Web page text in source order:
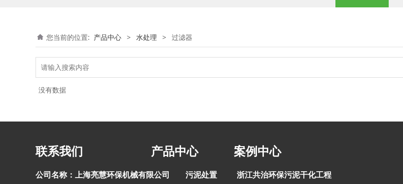
您当前的位置: 产品中心 > 水处理 > 过滤器
没有数据
联系我们 产品中心 案例中心
公司名称：上海亮慧环保机械有限公司 污泥处置 浙江共治环保污泥干化工程